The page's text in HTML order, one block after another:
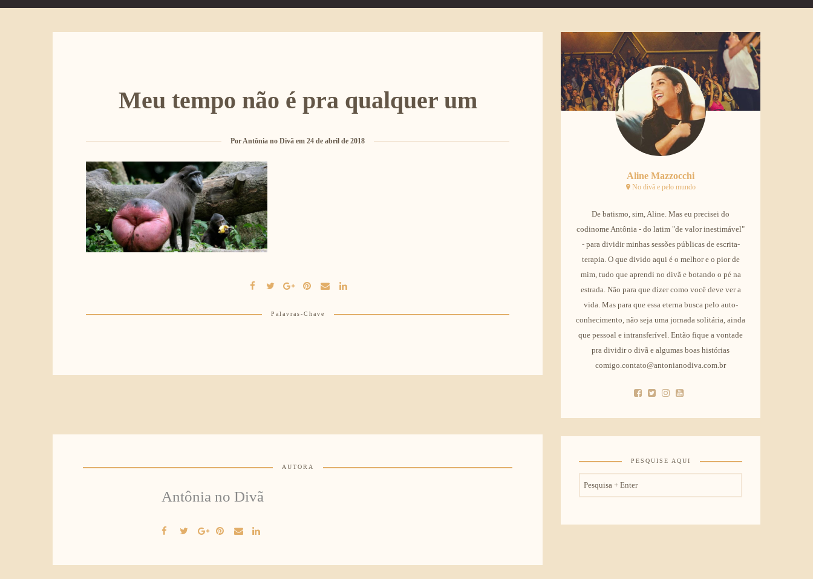
Meu tempo não é pra qualquer um
PorAntônia no Divã em 24 de abril de 2018
Palavras-Chave
AUTORA
Antônia no Divã
Aline Mazzocchi
No divã e pelo mundo
De batismo, sim, Aline. Mas eu precisei do
codinome Antônia - do latim "de valor inestimável"
- para dividir minhas sessões públicas de escrita-
terapia. O que divido aqui é o melhor e o pior de
mim, tudo que aprendi no divã e botando o pé na
estrada. Não para que dizer como você deve ver a
vida. Mas para que essa eterna busca pelo auto-
conhecimento, não seja uma jornada solitária, ainda
que pessoal e intransferível. Então fique a vontade
pra dividir o divã e algumas boas histórias
comigo.contato@antonianodiva.com.br
PESQUISE AQUI